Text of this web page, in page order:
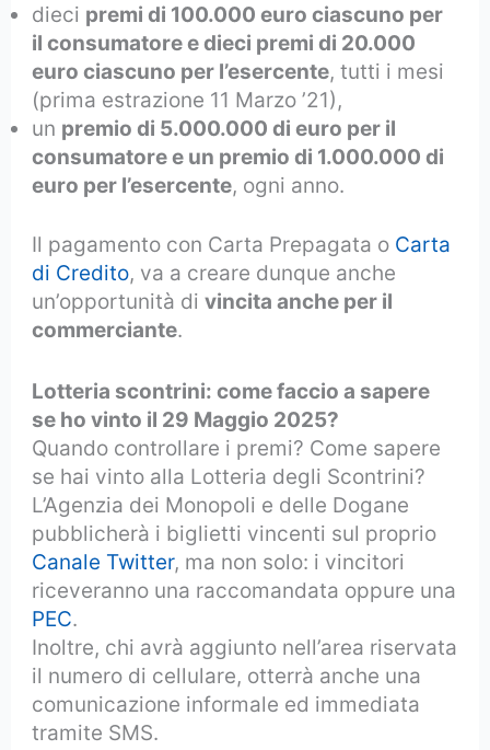
dieci premi di 100.000 euro ciascuno per
il consumatore e dieci premi di 20.000
euro ciascuno per l’esercente, tutti i mesi
(prima estrazione 11 Marzo ’21),
un premio di 5.000.000 di euro per il
consumatore e un premio di 1.000.000 di
euro per l’esercente, ogni anno.
Il pagamento con Carta Prepagata o Carta
di Credito, va a creare dunque anche
un’opportunità divincita anche per il
commerciante.
Lotteria scontrini: come faccio a sapere
se ho vinto il 29 Maggio 2025?
Quando controllare i premi? Come sapere
se hai vinto alla Lotteria degli Scontrini?
L’Agenzia dei Monopoli e delle Dogane
pubblicherà i biglietti vincenti sul proprio
Canale Twitter, ma non solo: i vincitori
riceveranno una raccomandata oppure una
PEC.
Inoltre, chi avrà aggiunto nell’area riservata
il numero di cellulare, otterrà anche una
comunicazione informale ed immediata
tramite SMS.